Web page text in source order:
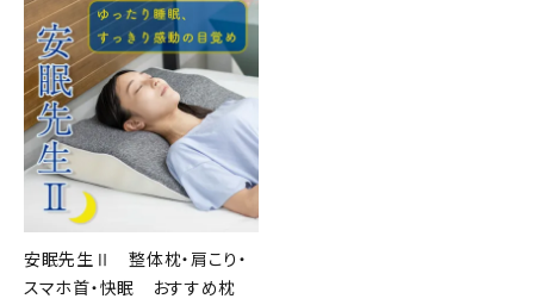
安眠先生Ⅱ 整体枕・肩こり・
スマホ首・快眠 おすすめ枕